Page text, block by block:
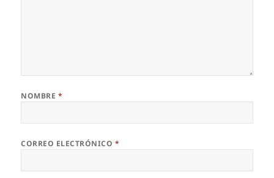
NOMBRE *
CORREO ELECTRÓNICO *